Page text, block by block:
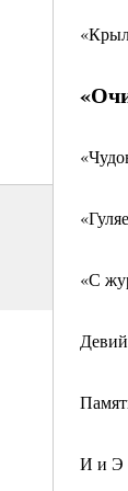
«С
И и Э